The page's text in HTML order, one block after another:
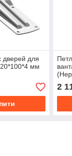
дверей для
мм
2